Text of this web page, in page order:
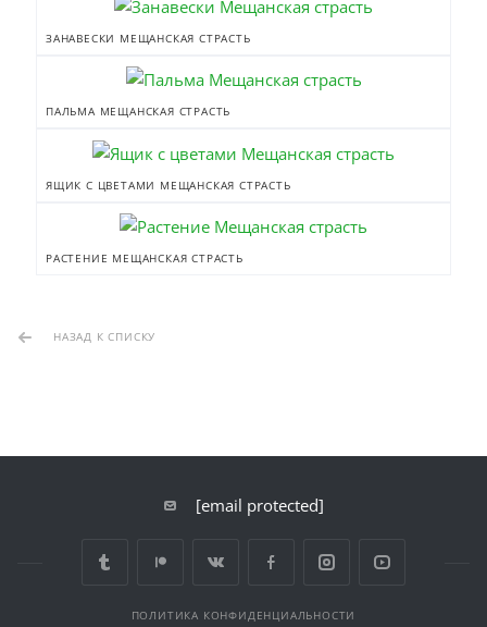
ЗАНАВЕСКИ МЕЩАНСКАЯ СТРАСТЬ
ПАЛЬМА МЕЩАНСКАЯ СТРАСТЬ
ЯЩИК С ЦВЕТАМИ МЕЩАНСКАЯ СТРАСТЬ
РАСТЕНИЕ МЕЩАНСКАЯ СТРАСТЬ
НАЗАД К СПИСКУ
[email protected]
ПОЛИТИКА КОНФИДЕНЦИАЛЬНОСТИ